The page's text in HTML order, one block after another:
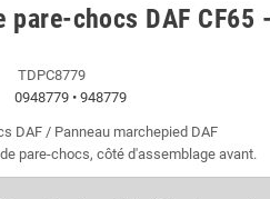
pare-chocs DAF CF65
TDPC8779
0948779 • 948779
DAF / Panneau marchepied DAF
pare-chocs, côté d'assemblage avant.